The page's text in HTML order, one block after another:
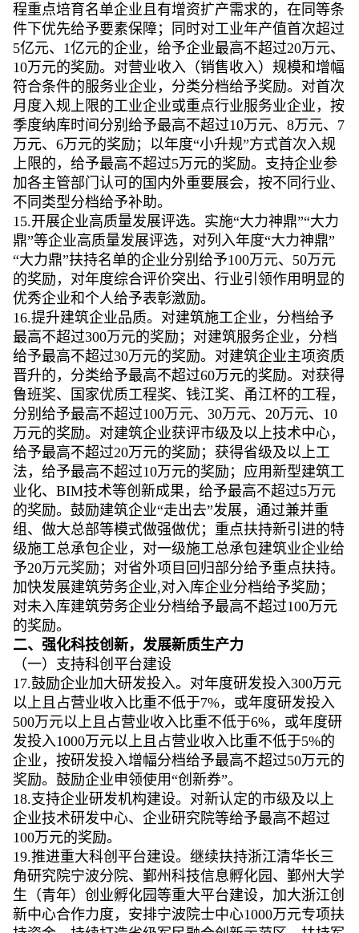
程重点培育名单企业且有增资扩产需求的，在同等条
件下优先给予要素保障；同时对工业年产值首次超过
5亿元、1亿元的企业，给予企业最高不超过20万元、
10万元的奖励。对营业收入（销售收入）规模和增幅
符合条件的服务业企业，分类分档给予奖励。对首次
月度入规上限的工业企业或重点行业服务业企业，按
季度纳库时间分别给予最高不超过10万元、8万元、7
万元、6万元的奖励；以年度“小升规”方式首次入规
上限的，给予最高不超过5万元的奖励。支持企业参
加各主管部门认可的国内外重要展会，按不同行业、
不同类型分档给予补助。
15.开展企业高质量发展评选。实施“大力神鼎”“大力
鼎”等企业高质量发展评选，对列入年度“大力神鼎”
“大力鼎”扶持名单的企业分别给予100万元、50万元
的奖励，对年度综合评价突出、行业引领作用明显的
优秀企业和个人给予表彰激励。
16.提升建筑企业品质。对建筑施工企业，分档给予
最高不超过300万元的奖励；对建筑服务企业，分档
给予最高不超过30万元的奖励。对建筑企业主项资质
晋升的，分类给予最高不超过60万元的奖励。对获得
鲁班奖、国家优质工程奖、钱江奖、甬江杯的工程，
分别给予最高不超过100万元、30万元、20万元、10
万元的奖励。对建筑企业获评市级及以上技术中心，
给予最高不超过20万元的奖励；获得省级及以上工
法，给予最高不超过10万元的奖励；应用新型建筑工
业化、BIM技术等创新成果，给予最高不超过5万元
的奖励。鼓励建筑企业“走出去”发展，通过兼并重
组、做大总部等模式做强做优；重点扶持新引进的特
级施工总承包企业，对一级施工总承包建筑业企业给
予20万元奖励；对省外项目回归部分给予重点扶持。
加快发展建筑劳务企业,对入库企业分档给予奖励；
对未入库建筑劳务企业分档给予最高不超过100万元
的奖励。
二、强化科技创新，发展新质生产力
（一）支持科创平台建设
17.鼓励企业加大研发投入。对年度研发投入300万元
以上且占营业收入比重不低于7%，或年度研发投入
500万元以上且占营业收入比重不低于6%，或年度研
发投入1000万元以上且占营业收入比重不低于5%的
企业，按研发投入增幅分档给予最高不超过50万元的
奖励。鼓励企业申领使用“创新券”。
18.支持企业研发机构建设。对新认定的市级及以上
企业技术研发中心、企业研究院等给予最高不超过
100万元的奖励。
19.推进重大科创平台建设。继续扶持浙江清华长三
角研究院宁波分院、鄞州科技信息孵化园、鄞州大学
生（青年）创业孵化园等重大平台建设，加大浙江创
新中心合作力度，安排宁波院士中心1000万元专项扶